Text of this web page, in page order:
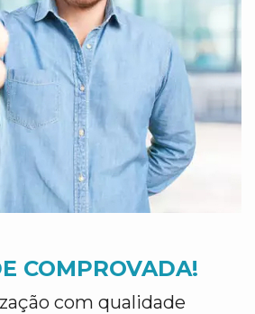
COMPROVADA!
com qualidade